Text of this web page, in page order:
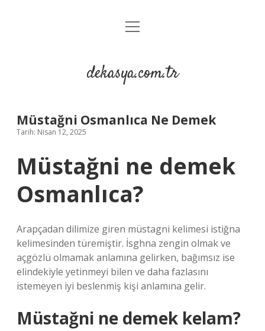
Anasayfa
Yasal Uyarı
menüyü
dekasya.com.tr
Müstağni Osmanlıca Ne Demek
Tarih: Nisan 12, 2025
Müstağni ne demek
Osmanlıca?
Arapçadan dilimize giren müstagni kelimesi istiğna
kelimesinden türemiştir. İsghna zengin olmak ve
açgözlü olmamak anlamına gelirken, bağımsız ise
elindekiyle yetinmeyi bilen ve daha fazlasını
istemeyen iyi beslenmiş kişi anlamına gelir.
Müstağni ne demek kelam?